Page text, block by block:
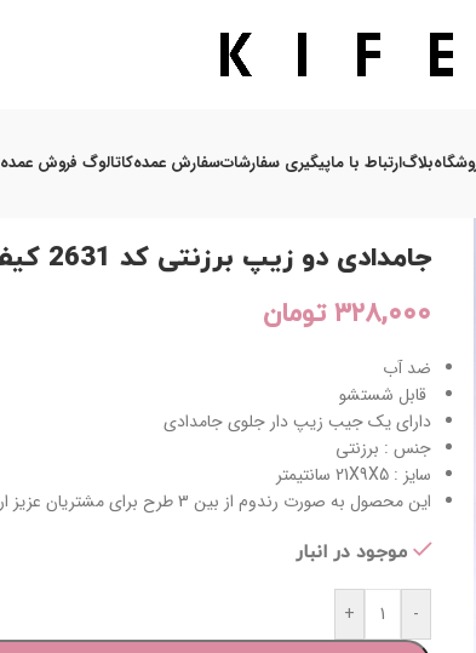
بلاگارتباط با ماپیگیری سفارشاتسفارش عمدهکاتالوگ فروش عمده
جامدادی دو زیپ برزنتی کد 2631 کیفت
۳۲۸,۰۰۰ تومان
ضد آب
قابل شستشو
دارای یک جیب زیپ دار جلوی جامدادی
جنس : برزنتی
سایز : 21X9X5 سانتیمتر
این محصول به صورت رندوم از بین 3 طرح برای مشتریان عزیز ارسال می شود.
موجود در انبار
-
+